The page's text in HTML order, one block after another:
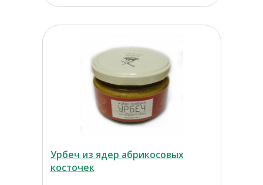
Урбеч из ядер абрикосовых
косточек